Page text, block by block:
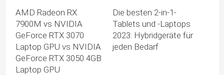
AMD Radeon RX
7900M vs NVIDIA
GeForce RTX 3070
Laptop GPU vs NVIDIA
GeForce RTX 3050 4GB
Laptop GPU
Die besten 2-in-1-
Tablets und -Laptops
2023: Hybridgeräte für
jeden Bedarf